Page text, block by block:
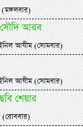
সৌদি আরব
আযীম (সোমবার)
আযীম (সোমবার)
শেয়ার